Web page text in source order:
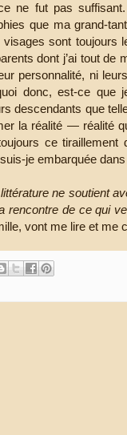
ne fut pas
que ma grand-
sont toujours
dont j’ai tout
personnalité, ni
donc, est-ce que
descendants que
la réalité — réalité
ce
je embarquée
ne soutient
rencontre de ce qui
vont me lire et me